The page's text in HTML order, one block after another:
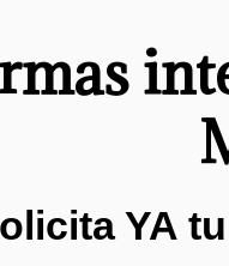
YA